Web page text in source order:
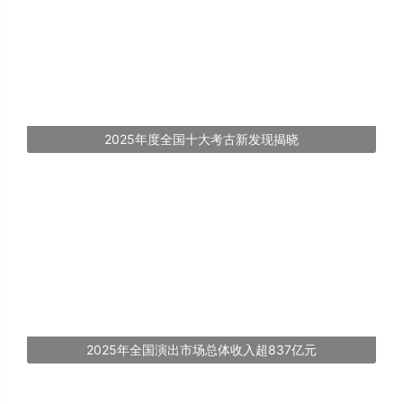
2025年度全国十大考古新发现揭晓
2025年全国演出市场总体收入超837亿元